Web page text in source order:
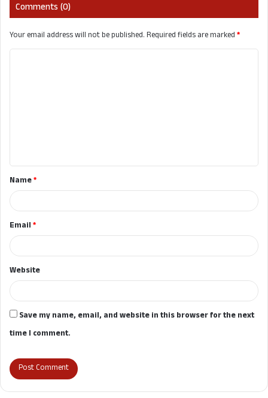
Comments (0)
Your email address will not be published.Required fields are marked*
t
*Name*
Email*
Website
Save my name, email, and website in this browser for the next
time I comment.